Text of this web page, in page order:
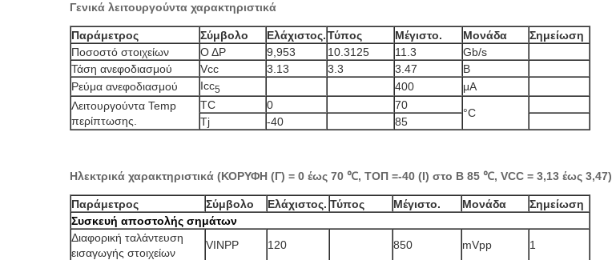
Γενικά λειτουργούντα χαρακτηριστικά
Παράμετρος Σύμβολο Ελάχιστος.Τύπος Μέγιστο. Μονάδα
Σημείωση
Ποσοστό στοιχείων
Ο ΔΡ 9,953 10.3125 11.3
Gb/s
Τάση ανεφοδιασμού
Vcc 3.13 3.3 3.47
Β
Ρεύμα ανεφοδιασμού
Icc5 400
μΑ
Λειτουργούντα Temp
περίπτωσης.
TC 0 70
°C
Tj -40 85
Ηλεκτρικά χαρακτηριστικά (ΚΟΡΥΦΗ (Γ) = 0 έως 70 ℃, ΤΟΠ =-40 (I) στο Β 85 ℃, VCC = 3,13 έως 3,47)
Παράμετρος Σύμβολο Ελάχιστος. Τύπος Μέγιστο. Μονάδα
Σημείωση
Συσκευή αποστολής σημάτων
Διαφορική ταλάντευση
εισαγωγής στοιχείων
VINPP 120 850 mVpp
1